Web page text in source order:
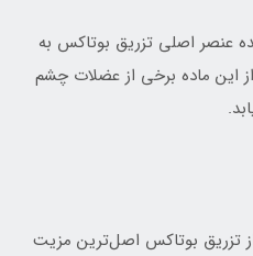
عنصر اصلی تزریق بوتاکس به
این ماده برخی از عضلات چشم
تزریق بوتاکس اصل‌ترین مزیت